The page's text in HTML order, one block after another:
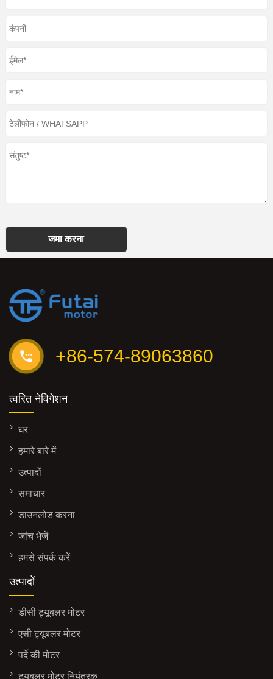
जमा करना
+86-574-89063860
त्वरित नेविगेशन
घर
हमारे बारे में
उत्पादों
समाचार
डाउनलोड करना
जांच भेजें
हमसे संपर्क करें
उत्पादों
डीसी ट्यूबलर मोटर
एसी ट्यूबलर मोटर
पर्दे की मोटर
ट्यूबलर मोटर नियंत्रक